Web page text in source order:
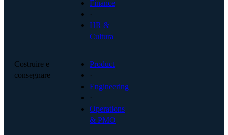
Finance
·
HR &
Cultura
Costruire e
consegnare
Product
·
Engineering
·
Operations
& PMO